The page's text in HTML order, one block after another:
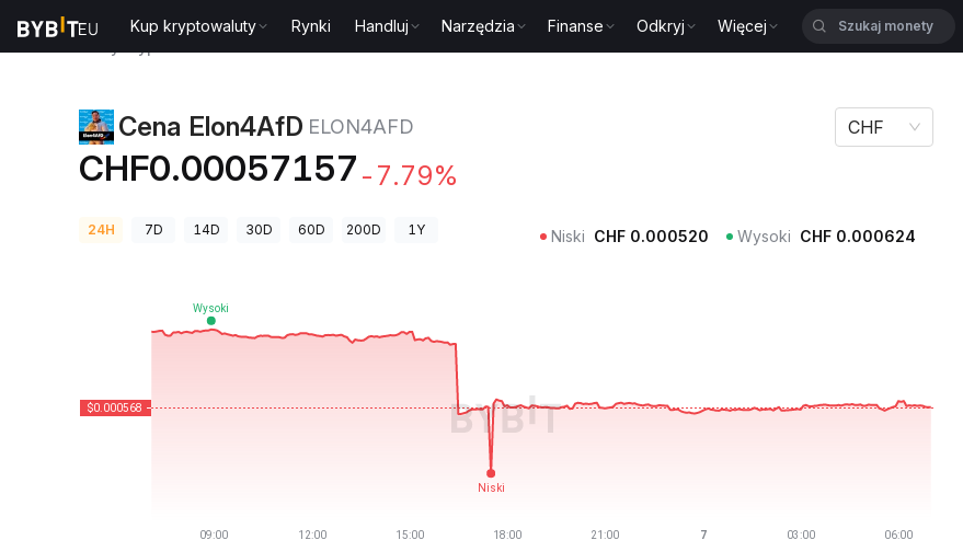
Kup kryptowaluty Rynki Handluj Narzędzia Finanse Odkryj Więcej
Cena Elon4AfD ELON4AFD
CHF0.00057157 -7.79%
CHF
24H 7D 14D 30D 60D 200D 1Y Niski CHF 0.000520 Wysoki CHF 0.000624